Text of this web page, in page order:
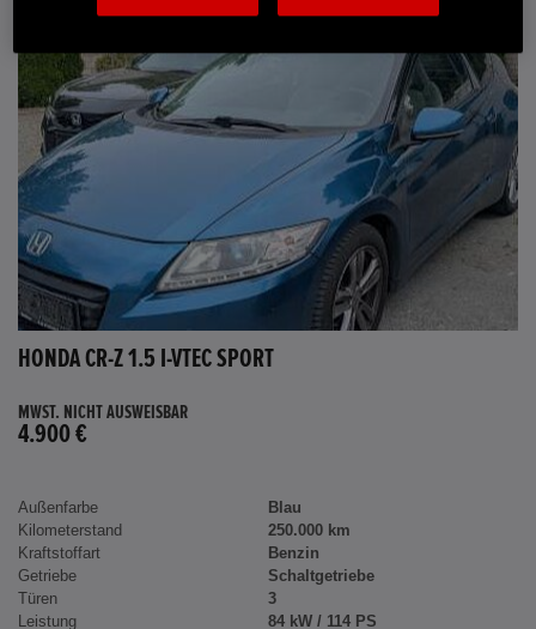
HONDA CR-Z 1.5 I-VTEC SPORT
MWST. NICHT AUSWEISBAR
4.900 €
Außenfarbe
Blau
Kilometerstand
250.000 km
Kraftstoffart
Benzin
Getriebe
Schaltgetriebe
Türen
3
Leistung
84 kW / 114 PS